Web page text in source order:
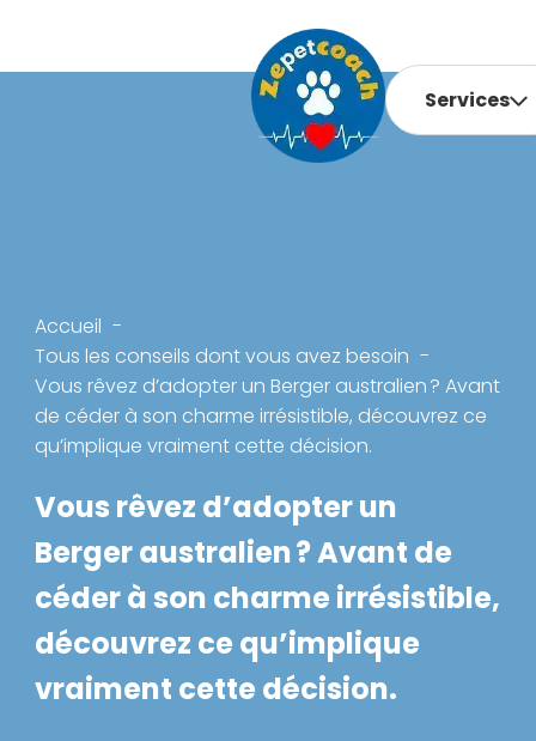
Services
Accueil
Tous les conseils dont vous avez besoin
Vous rêvez d’adopter un Berger australien ? Avant
de céder à son charme irrésistible, découvrez ce
qu’implique vraiment cette décision.
Vous rêvez d’adopter un
Berger australien ? Avant de
céder à son charme irrésistible,
découvrez ce qu’implique
vraiment cette décision.